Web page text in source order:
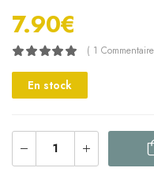
7.90€
( 1
En stock